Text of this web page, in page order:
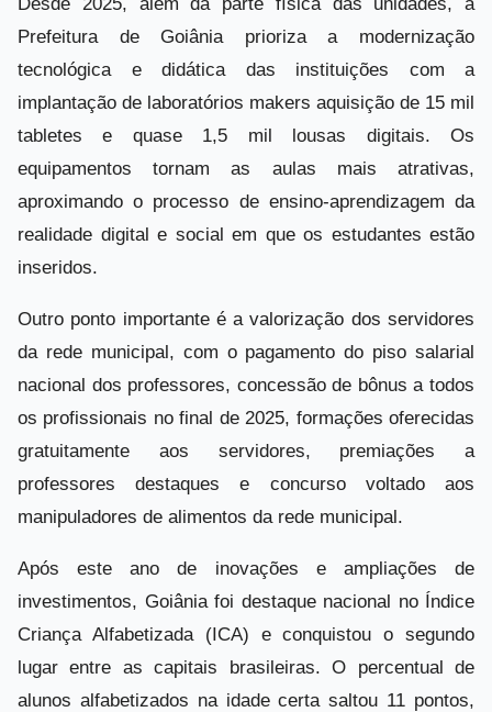
Prefeitura de Goiânia prioriza a modernização
tecnológica e didática das instituições com a
implantação de laboratórios makers aquisição de 15 mil
tabletes e quase 1,5 mil lousas digitais. Os
equipamentos tornam as aulas mais atrativas,
aproximando o processo de ensino-aprendizagem da
realidade digital e social em que os estudantes estão
inseridos.
Outro ponto importante é a valorização dos servidores
da rede municipal, com o pagamento do piso salarial
nacional dos professores, concessão de bônus a todos
os profissionais no final de 2025, formações oferecidas
gratuitamente aos servidores, premiações a
professores destaques e concurso voltado aos
manipuladores de alimentos da rede municipal.
Após este ano de inovações e ampliações de
investimentos, Goiânia foi destaque nacional no Índice
Criança Alfabetizada (ICA) e conquistou o segundo
lugar entre as capitais brasileiras. O percentual de
alunos alfabetizados na idade certa saltou 11 pontos,